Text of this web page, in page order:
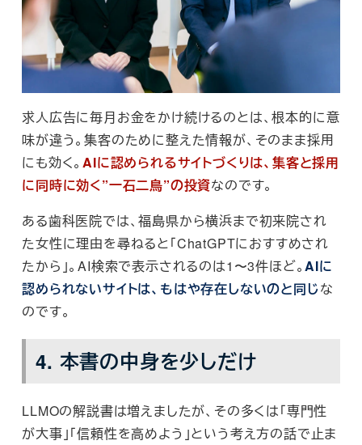
求人広告に毎月お金をかけ続けるのとは、根本的に意
味が違う。集客のために整えた情報が、そのまま採用
にも効く。AIに認められるサイトづくりは、集客と採用
に同時に効く”一石二鳥”の投資なのです。
ある歯科医院では、福島県から横浜まで初来院され
た女性に理由を尋ねると「ChatGPTにおすすめされ
たから」。AI検索で表示されるのは1〜3件ほど。AIに
認められないサイトは、もはや存在しないのと同じな
のです。
4. 本書の中身を少しだけ
LLMOの解説書は増えましたが、その多くは「専門性
が大事」「信頼性を高めよう」という考え方の話で止ま